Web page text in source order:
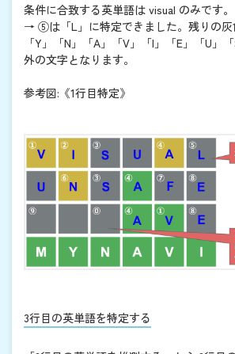
条件に合致する英単語は visual のみです。
→ ⑤は「L」に特定できました。残りの灰
「Y」「N」「A」「V」「I」「E」「U」
外の文字となります。
参考図:《1行目特定》
3行目の英単語を特定する